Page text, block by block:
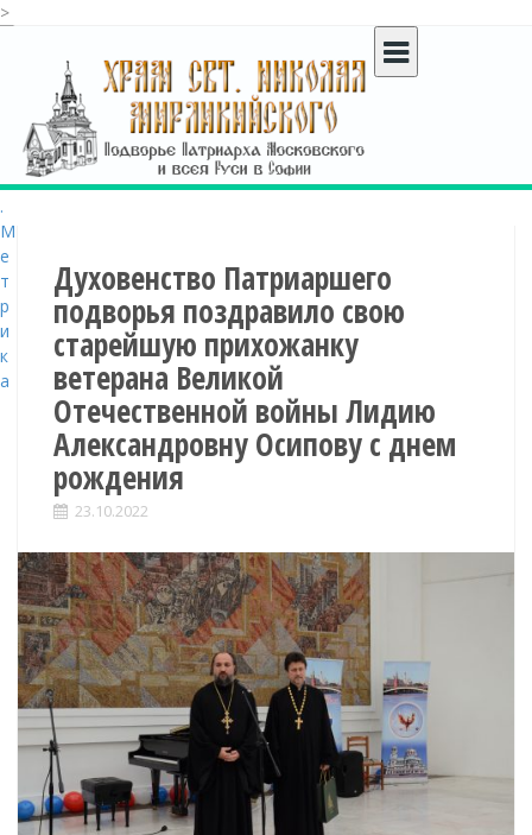
>
c
o
n
t
e
n
t
Духовенство Патриаршего
подворья поздравило свою
старейшую прихожанку
ветерана Великой
Отечественной войны Лидию
Александровну Осипову с днем
рождения
23.10.2022